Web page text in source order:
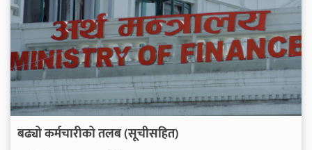
बढ्यो कर्मचारीको तलब (सूचीसहित)